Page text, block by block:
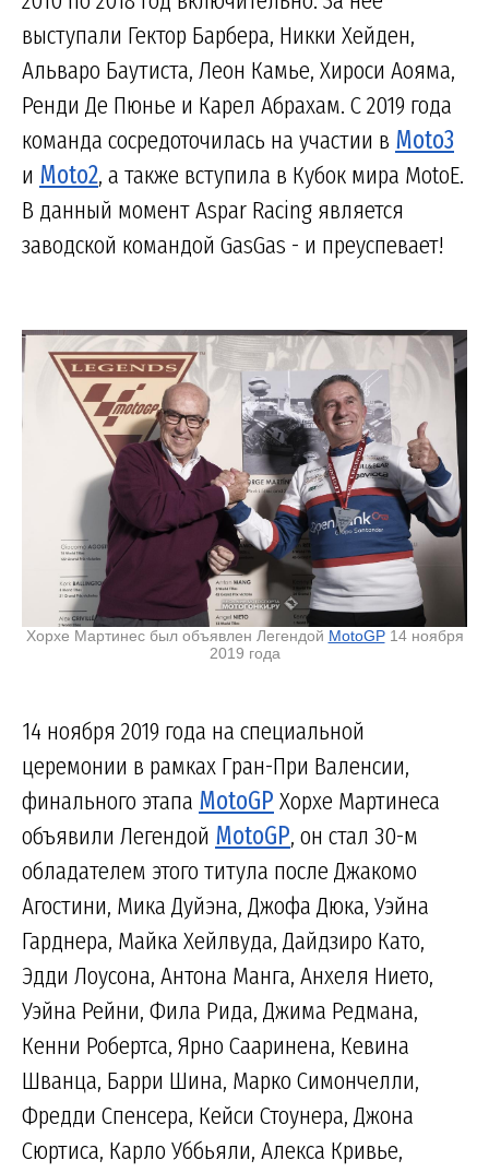
выступали Гектор Барбера, Никки Хейден,
Альваро Баутиста, Леон Камье, Хироси Аояма,
Ренди Де Пюнье и Карел Абрахам. С 2019 года
команда сосредоточилась на участии в Moto3
и Moto2, а также вступила в Кубок мира MotoE.
В данный момент Aspar Racing является
заводской командой GasGas - и преуспевает!
Хорхе Мартинес был объявлен Легендой MotoGP14 ноября
2019 года
14 ноября 2019 года на специальной
церемонии в рамках Гран-При Валенсии,
финального этапа MotoGP Хорхе Мартинеса
объявили Легендой MotoGP, он стал 30-м
обладателем этого титула после Джакомо
Агостини, Мика Дуйэна, Джофа Дюка, Уэйна
Гарднера, Майка Хейлвуда, Дайдзиро Като,
Эдди Лоусона, Антона Манга, Анхеля Нието,
Уэйна Рейни, Фила Рида, Джима Редмана,
Кенни Робертса, Ярно Сааринена, Кевина
Шванца, Барри Шина, Марко Симончелли,
Фредди Спенсера, Кейси Стоунера, Джона
Сюртиса, Карло Уббьяли, Алекса Кривье,